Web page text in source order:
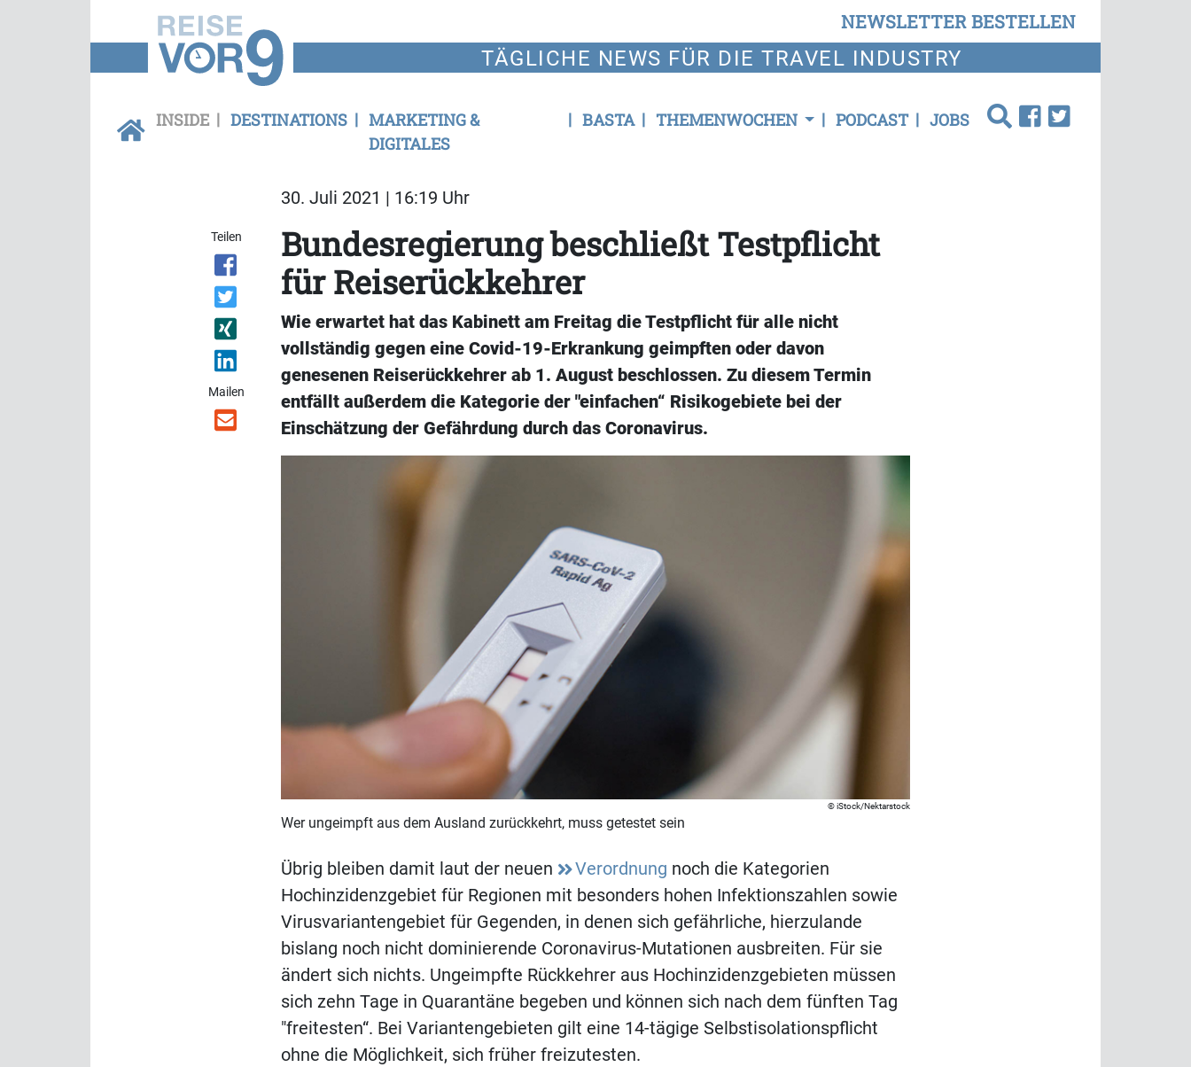
NEWSLETTER BESTELLEN
TÄGLICHE NEWS FÜR DIE TRAVEL INDUSTRY
INSIDE DESTINATIONS
MARKETING &
DIGITALES
BASTA THEMENWOCHEN PODCAST JOBS
30. Juli 2021 | 16:19 Uhr
Teilen
Mailen
Bundesregierung beschließt Testpflicht
für Reiserückkehrer
Wie erwartet hat das Kabinett am Freitag die Testpflicht für alle nicht
vollständig gegen eine Covid-19-Erkrankung geimpften oder davon
genesenen Reiserückkehrer ab 1. August beschlossen. Zu diesem Termin
entfällt außerdem die Kategorie der "einfachen“ Risikogebiete bei der
Einschätzung der Gefährdung durch das Coronavirus.
iStock/Nektarstock
Wer ungeimpft aus dem Ausland zurückkehrt, muss getestet sein
Übrig bleiben damit laut der neuen Verordnung noch die Kategorien
Hochinzidenzgebiet für Regionen mit besonders hohen Infektionszahlen sowie
Virusvariantengebiet für Gegenden, in denen sich gefährliche, hierzulande
bislang noch nicht dominierende Coronavirus-Mutationen ausbreiten. Für sie
ändert sich nichts. Ungeimpfte Rückkehrer aus Hochinzidenzgebieten müssen
sich zehn Tage in Quarantäne begeben und können sich nach dem fünften Tag
"freitesten“. Bei Variantengebieten gilt eine 14-tägige Selbstisolationspflicht
ohne die Möglichkeit, sich früher freizutesten.